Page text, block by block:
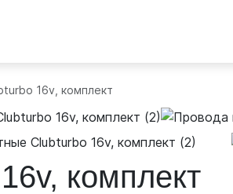
16v, комплект
комплект